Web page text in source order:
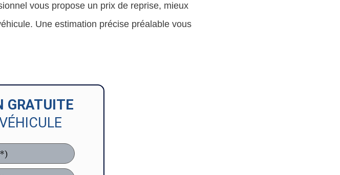
vous propose un prix de reprise, mieux
Une estimation précise préalable vous
GRATUITE